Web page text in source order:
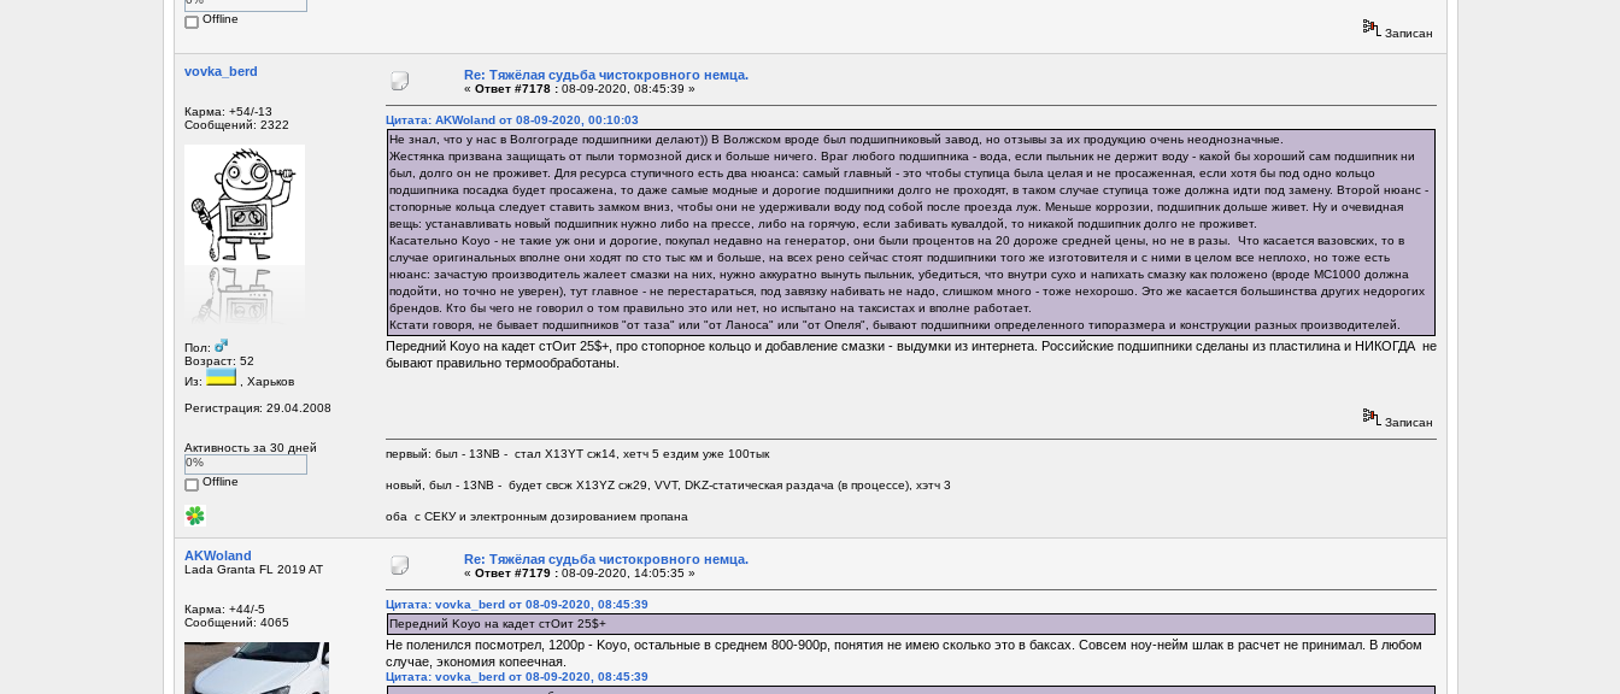
Offline
Записан
vovka_berd
Карма: +54/-13
Сообщений: 2322
Пол:
Возраст: 52
Из:
, Харьков
Регистрация: 29.04.2008
Активность за 30 дней
0%
Offline
Re: Тяжёлая судьба чистокровного немца.
« Ответ #7178 :08-09-2020, 08:45:39 »
Цитата: AKWoland от 08-09-2020, 00:10:03
Не знал, что у нас в Волгограде подшипники делают)) В Волжском вроде был подшипниковый завод, но отзывы за их продукцию очень неоднозначные.
Жестянка призвана защищать от пыли тормозной диск и больше ничего. Враг любого подшипника - вода, если пыльник не держит воду - какой бы хороший сам подшипник ни
был, долго он не проживет. Для ресурса ступичного есть два нюанса: самый главный - это чтобы ступица была целая и не просаженная, если хотя бы под одно кольцо
подшипника посадка будет просажена, то даже самые модные и дорогие подшипники долго не проходят, в таком случае ступица тоже должна идти под замену. Второй нюанс -
стопорные кольца следует ставить замком вниз, чтобы они не удерживали воду под собой после проезда луж. Меньше коррозии, подшипник дольше живет. Ну и очевидная
вещь: устанавливать новый подшипник нужно либо на прессе, либо на горячую, если забивать кувалдой, то никакой подшипник долго не проживет.
Касательно Koyo - не такие уж они и дорогие, покупал недавно на генератор, они были процентов на 20 дороже средней цены, но не в разы. Что касается вазовских, то в
случае оригинальных вполне они ходят по сто тыс км и больше, на всех рено сейчас стоят подшипники того же изготовителя и с ними в целом все неплохо, но тоже есть
нюанс: зачастую производитель жалеет смазки на них, нужно аккуратно вынуть пыльник, убедиться, что внутри сухо и напихать смазку как положено (вроде МС1000 должна
подойти, но точно не уверен), тут главное - не перестараться, под завязку набивать не надо, слишком много - тоже нехорошо. Это же касается большинства других недорогих
брендов. Кто бы чего не говорил о том правильно это или нет, но испытано на таксистах и вполне работает.
Кстати говоря, не бывает подшипников "от таза" или "от Ланоса" или "от Опеля", бывают подшипники определенного типоразмера и конструкции разных производителей.
Передний Koyo на кадет стОит 25$+, про стопорное кольцо и добавление смазки - выдумки из интернета. Российские подшипники сделаны из пластилина и НИКОГДА не
бывают правильно термообработаны.
Записан
первый: был - 13NB - стал Х13YT сж14, хетч 5 ездим уже 100тык
новый, был - 13NB - будет свсж Х13YZ сж29, VVT, DKZ-статическая раздача (в процессе), хэтч 3
оба с СЕКУ и электронным дозированием пропана
AKWoland
Lada Granta FL 2019 AT
Карма: +44/-5
Сообщений: 4065
Re: Тяжёлая судьба чистокровного немца.
« Ответ #7179 :08-09-2020, 14:05:35 »
Цитата: vovka_berd от 08-09-2020, 08:45:39
Передний Koyo на кадет стОит 25$+
Не поленился посмотрел, 1200р - Koyo, остальные в среднем 800-900р, понятия не имею сколько это в баксах. Совсем ноу-нейм шлак в расчет не принимал. В любом
случае, экономия копеечная.
Цитата: vovka_berd от 08-09-2020, 08:45:39